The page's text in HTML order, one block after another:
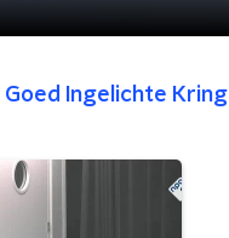
Goed Ingelichte Kring